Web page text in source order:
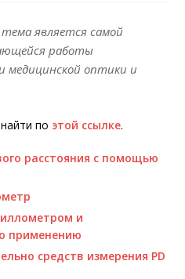
является самой
работы
медицинской оптики и
по этой ссылке.
расстояния с помощью
и
применению
средств измерения PD